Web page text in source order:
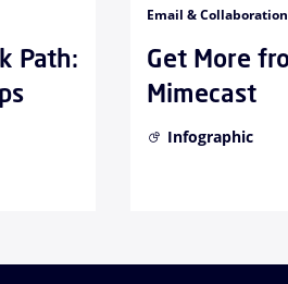
Path:
Email &
Get More
Mimecast
Infographic